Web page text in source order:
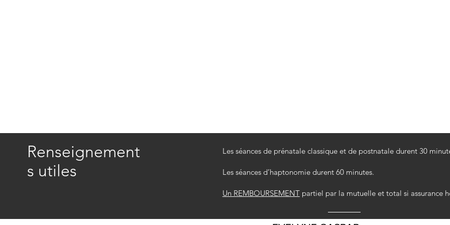
Renseignement
s utiles
Les séances de prénatale classique et de postnatale durent 30
Les séances d’haptonomie durent 60 minutes.
Un REMBOURSEMENTpartiel par la mutuelle et total si assurance